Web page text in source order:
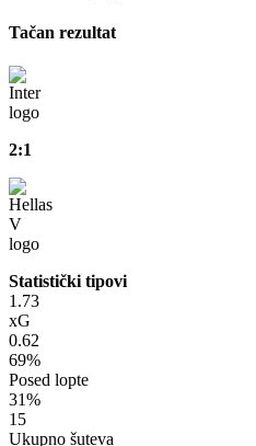
Tačan rezultat
2:1
Statistički tipovi
1.73
xG
0.62
69%
Posed lopte
31%
15
Ukupno šuteva